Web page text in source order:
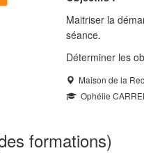
Maitriser la
séance.
Déterminer les
Maison de la
Ophélie
formations)